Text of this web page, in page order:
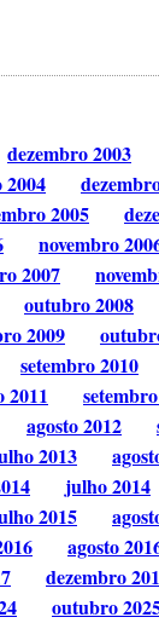
dezembro 2003
2004
2005
novembro
2007
outubro 2008
2009
setembro 2010
2011
agosto 2012
2013
julho 2014
2015
agosto
dezembro
outubro